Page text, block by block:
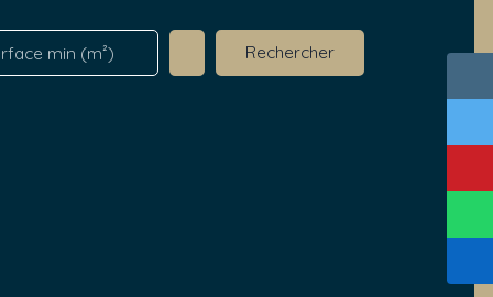
min (m²) Rechercher